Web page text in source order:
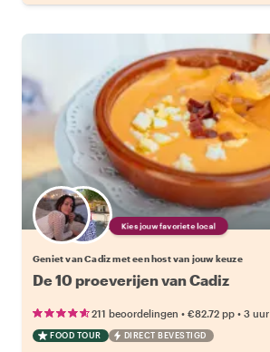
Kies jouw favoriete local
Geniet van Cadiz met een host van jouw keuze
De 10 proeverijen van Cadiz
211 beoordelingen • €82.72 pp • 3 uur
FOOD TOUR DIRECT BEVESTIGD